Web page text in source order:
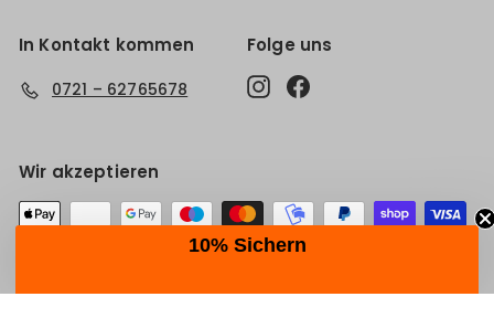
In Kontakt kommen
0721 – 62765678
Folge uns
Instagram
Wir akzeptieren
10% Sichern